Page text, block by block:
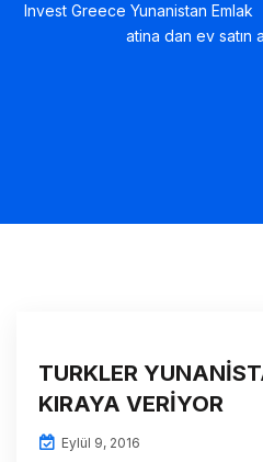
Invest Greece Yunanistan Emlak
atina dan ev satın
TURKLER
KIRAYA VERİYOR
Eylül 9, 2016